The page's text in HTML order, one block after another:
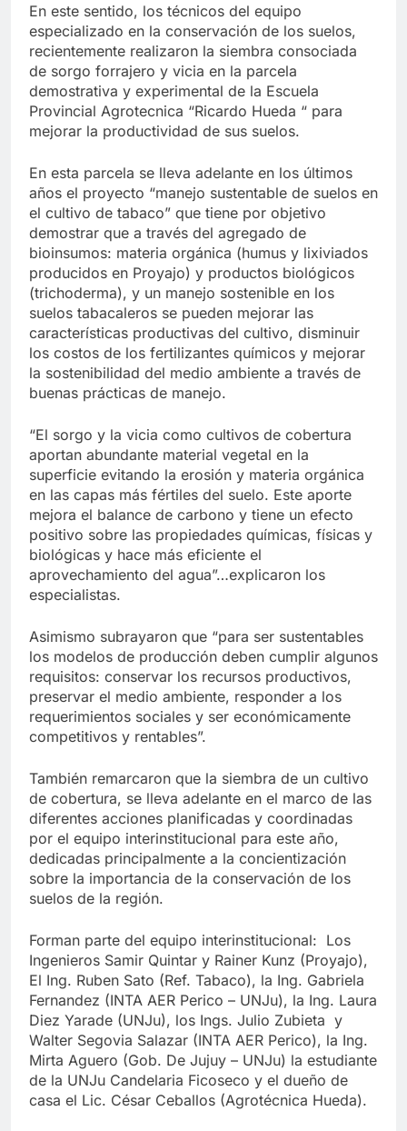
En este sentido, los técnicos del equipo
especializado en la conservación de los suelos,
recientemente realizaron la siembra consociada
de sorgo forrajero y vicia en la parcela
demostrativa y experimental de la Escuela
Provincial Agrotecnica “Ricardo Hueda “ para
mejorar la productividad de sus suelos.
En esta parcela se lleva adelante en los últimos
años el proyecto “manejo sustentable de suelos en
el cultivo de tabaco” que tiene por objetivo
demostrar que a través del agregado de
bioinsumos: materia orgánica (humus y lixiviados
producidos en Proyajo) y productos biológicos
(trichoderma), y un manejo sostenible en los
suelos tabacaleros se pueden mejorar las
características productivas del cultivo, disminuir
los costos de los fertilizantes químicos y mejorar
la sostenibilidad del medio ambiente a través de
buenas prácticas de manejo.
“El sorgo y la vicia como cultivos de cobertura
aportan abundante material vegetal en la
superficie evitando la erosión y materia orgánica
en las capas más fértiles del suelo. Este aporte
mejora el balance de carbono y tiene un efecto
positivo sobre las propiedades químicas, físicas y
biológicas y hace más eficiente el
aprovechamiento del agua”…explicaron los
especialistas.
Asimismo subrayaron que “para ser sustentables
los modelos de producción deben cumplir algunos
requisitos: conservar los recursos productivos,
preservar el medio ambiente, responder a los
requerimientos sociales y ser económicamente
competitivos y rentables”.
También remarcaron que la siembra de un cultivo
de cobertura, se lleva adelante en el marco de las
diferentes acciones planificadas y coordinadas
por el equipo interinstitucional para este año,
dedicadas principalmente a la concientización
sobre la importancia de la conservación de los
suelos de la región.
Forman parte del equipo interinstitucional: Los
Ingenieros Samir Quintar y Rainer Kunz (Proyajo),
El Ing. Ruben Sato (Ref. Tabaco), la Ing. Gabriela
Fernandez (INTA AER Perico – UNJu), la Ing. Laura
Diez Yarade (UNJu), los Ings. Julio Zubieta y
Walter Segovia Salazar (INTA AER Perico), la Ing.
Mirta Aguero (Gob. De Jujuy – UNJu) la estudiante
de la UNJu Candelaria Ficoseco y el dueño de
casa el Lic. César Ceballos (Agrotécnica Hueda).